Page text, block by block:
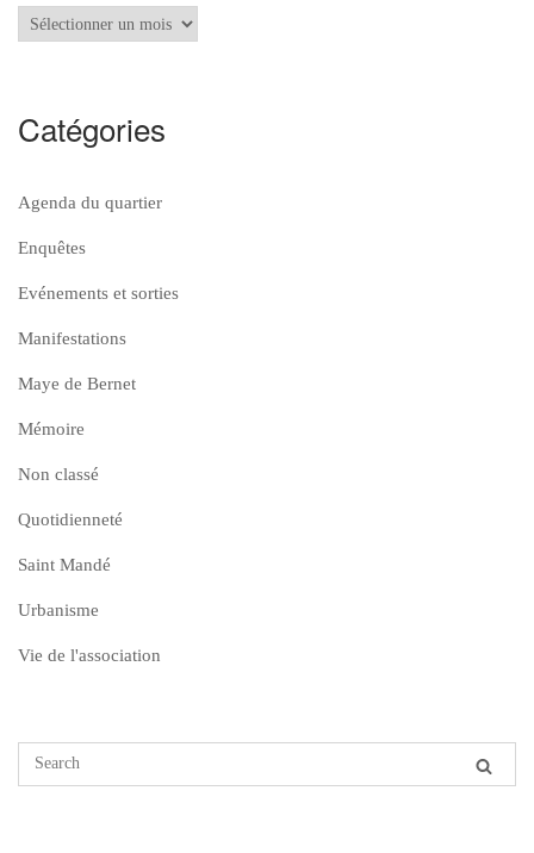
Archives
Catégories
Agenda du quartier
Enquêtes
Evénements et sorties
Manifestations
Maye de Bernet
Mémoire
Non classé
Quotidienneté
Saint Mandé
Urbanisme
Vie de l'association